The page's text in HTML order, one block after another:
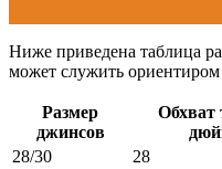
Ниже приведена таблица
может служить
Размер
джинсов
Обхват
28/30
28